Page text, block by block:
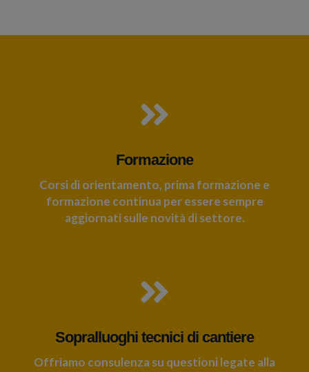
Formazione
Corsi di orientamento, prima formazione e
formazione continua per essere sempre
aggiornati sulle novità di settore.
Sopralluoghi tecnici di cantiere
Offriamo consulenza su questioni legate alla